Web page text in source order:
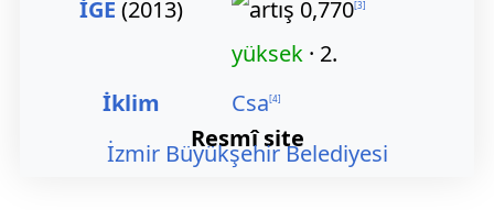
İGE (2013) 0,770[3]
yüksek · 2.
İklim
Csa[4]
Resmî site
İzmir Büyükşehir Belediyesi